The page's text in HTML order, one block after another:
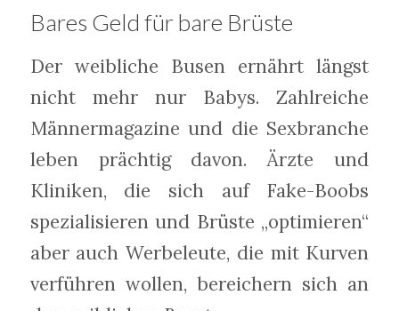
Bares Geld für bare Brüste
Der weibliche Busen ernährt längst
nicht mehr nur Babys. Zahlreiche
Männermagazine und die Sexbranche
leben prächtig davon. Ärzte und
Kliniken, die sich auf Fake-Boobs
spezialisieren und Brüste „optimieren“
aber auch Werbeleute, die mit Kurven
verführen wollen, bereichern sich an